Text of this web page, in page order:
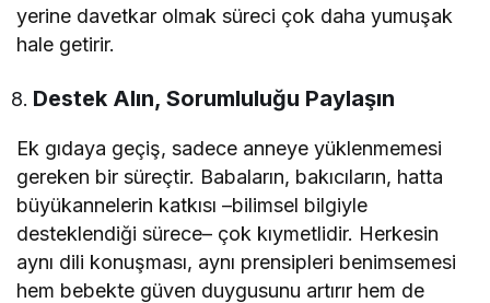
yerine davetkar olmak süreci çok daha yumuşak
hale getirir.
Destek Alın, Sorumluluğu Paylaşın
Ek gıdaya geçiş, sadece anneye yüklenmemesi
gereken bir süreçtir. Babaların, bakıcıların, hatta
büyükannelerin katkısı –bilimsel bilgiyle
desteklendiği sürece– çok kıymetlidir. Herkesin
aynı dili konuşması, aynı prensipleri benimsemesi
hem bebekte güven duygusunu artırır hem de